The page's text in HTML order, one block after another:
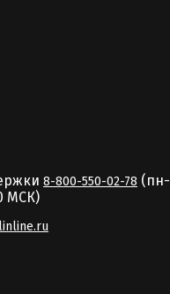
8-800-550-02-78 (пн-
MCК)